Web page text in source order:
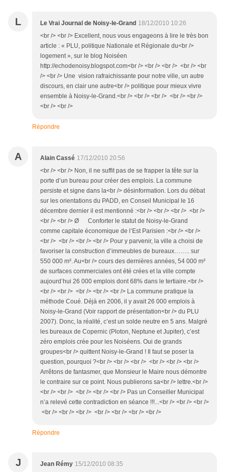
L Le Vrai Journal de Noisy-le-Grand 18/12/2010 10:26
<br /> <br /> Excellent, nous vous engageons à lire le très bon
article : « PLU, politique Nationale et Régionale du<br />
logement », sur le blog Noiséen
http://echodenoisy.blogspot.com<br /> <br /> <br /> <br /> <br
/> <br /> Une vision rafraichissante pour notre ville, un autre
discours, en clair une autre<br /> politique pour mieux vivre
ensemble à Noisy-le-Grand.<br /> <br /> <br /> <br /> <br />
<br /> <br />
Répondre
A Alain Cassé 17/12/2010 20:56
<br /> <br /> Non, il ne suffit pas de se frapper la tête sur la
porte d’un bureau pour créer des emplois. La commune
persiste et signe dans la<br /> désinformation. Lors du débat
sur les orientations du PADD, en Conseil Municipal le 16
décembre dernier il est mentionné :<br /> <br /> <br /> <br />
<br /> <br /> Ø Conforter le statut de Noisy-le-Grand
comme capitale économique de l’Est Parisien :<br /> <br />
<br /> <br /> <br /> <br /> Pour y parvenir, la ville a choisi de
favoriser la construction d’immeubles de bureaux…….. sur
550 000 m². Au<br /> cours des dernières années, 54 000 m²
de surfaces commerciales ont été crées et la ville compte
aujourd’hui 26 000 emplois dont 68% dans le tertiaire.<br />
<br /> <br /> <br /> <br /> <br /> La commune pratique la
méthode Coué. Déjà en 2006, il y avait 26 000 emplois à
Noisy-le-Grand (Voir rapport de présentation<br /> du PLU
2007). Donc, la réalité, c’est un solde neutre en 5 ans. Malgré
les bureaux de Copernic (Ploton, Neptune et Jupiter), c’est
zéro emplois crée pour les Noiséens. Oui de grands
groupes<br /> quittent Noisy-le-Grand ! Il faut se poser la
question, pourquoi ?<br /> <br /> <br /> <br /> <br /> <br />
Arrêtons de fantasmer, que Monsieur le Maire nous démontre
le contraire sur ce point. Nous publierons sa<br /> lettre.<br />
<br /> <br /> <br /> <br /> <br /> Pas un Conseiller Municipal
n’a relevé cette contradiction en séance !!!...<br /> <br /> <br />
<br /> <br /> <br /> <br /> <br /> <br /> <br />
Répondre
J Jean Rémy 15/12/2010 08:35